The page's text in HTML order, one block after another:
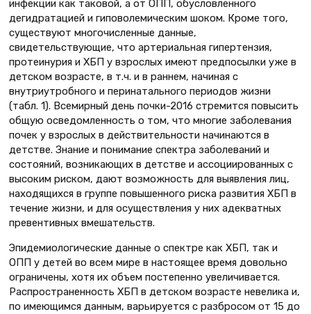
инфекции как таковой, а от ОПП, обусловленного
дегидратацией и гиповолемическим шоком. Кроме того,
существуют многочисленные данные,
свидетельствующие, что артериальная гипертензия,
протеинурия и ХБП у взрослых имеют предпосылки уже в
детском возрасте, в т.ч. и в раннем, начиная с
внутриутробного и перинатального периодов жизни
(табл. 1). Всемирный день почки-2016 стремится повысить
общую осведомленность о том, что многие заболевания
почек у взрослых в действительности начинаются в
детстве. Знание и понимание спектра заболеваний и
состояний, возникающих в детстве и ассоциированных с
высоким риском, дают возможность для выявления лиц,
находящихся в группе повышенного риска развития ХБП в
течение жизни, и для осуществления у них адекватных
превентивных вмешательств.
Эпидемиологические данные о спектре как ХБП, так и
ОПП у детей во всем мире в настоящее время довольно
ограничены, хотя их объем постепенно увеличивается.
Распространенность ХБП в детском возрасте невелика и,
по имеющимся данным, варьируется с разбросом от 15 до